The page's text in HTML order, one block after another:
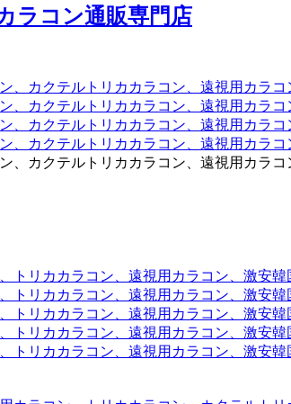
ラコン通販専門店
、カクテルトリカカラコン、遠視用カラ
、カクテルトリカカラコン、遠視用カラ
、カクテルトリカカラコン、遠視用カラ
、カクテルトリカカラコン、遠視用カラ
、カクテルトリカカラコン、遠視用カラ
トリカカラコン、遠視用カラコン、激安
トリカカラコン、遠視用カラコン、激安
トリカカラコン、遠視用カラコン、激安
トリカカラコン、遠視用カラコン、激安
トリカカラコン、遠視用カラコン、激安